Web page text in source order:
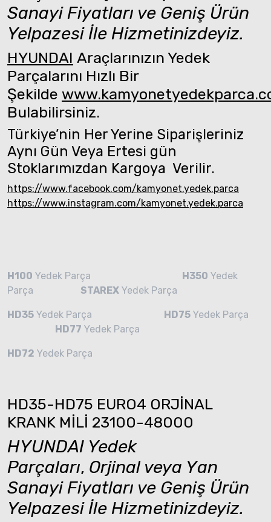
Sanayi Fiyatları ve Geniş Ürün
Yelpazesi İle Hizmetinizdeyiz.
HYUNDAI Araçlarınızın Yedek
Parçalarını Hızlı Bir
Şekilde
Bulabilirsiniz.
Türkiye’nin Her Yerine Siparişleriniz
Aynı Gün Veya Ertesi gün
Stoklarımızdan Kargoya Verilir.
https://www.facebook.com/kamyonet.yedek.parca
https://www.instagram.com/kamyonet.yedek.parca
H100 Yedek Parça H350 Yedek
Parça STAREX Yedek Parça
HD35 Yedek Parça HD75 Yedek Parça
HD77 Yedek Parça
HD72 Yedek Parça
HD35-HD75 EURO4 ORJİNAL
KRANK MİLİ 23100-48000
HYUNDAI Yedek
Parçaları, Orjinal veya Yan
Sanayi Fiyatları ve Geniş Ürün
Yelpazesi İle Hizmetinizdeyiz.